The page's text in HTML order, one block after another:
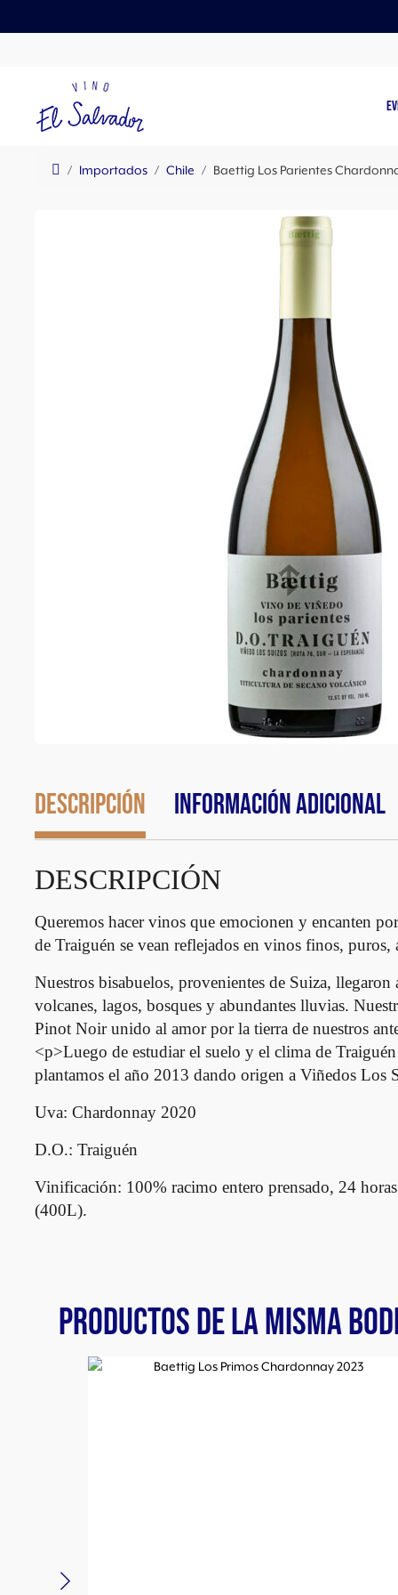
HomeImportados Chile Baettig Los Parientes
Descripción Información adicional
DESCRIPCIÓN
Queremos hacer vinos que emocionen y encanten
de Traiguén se vean reflejados en vinos finos, puros,
Nuestros bisabuelos, provenientes de Suiza,
volcanes, lagos, bosques y abundantes lluvias.
Pinot Noir unido al amor por la tierra de nuestros
<p>Luego de estudiar el suelo y el clima de
plantamos el año 2013 dando origen a Viñedos Los
Uva: Chardonnay 2020
D.O.: Traiguén
Vinificación: 100% racimo entero prensado, 24
(400L).
PRODUCTOS DE LA MISMA